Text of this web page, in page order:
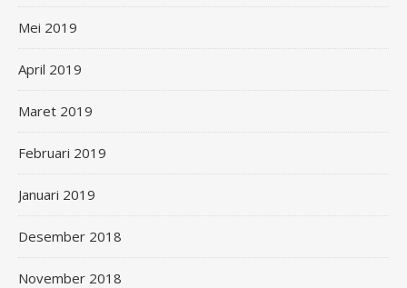
Mei 2019
April 2019
Maret 2019
Februari 2019
Januari 2019
Desember 2018
November 2018